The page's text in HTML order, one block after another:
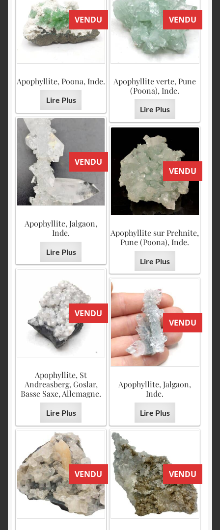
VENDU
Apophyllite, Poona, Inde.
Lire Plus
VENDU
Apophyllite verte, Pune
(Poona), Inde.
Lire Plus
VENDU
Apophyllite, Jalgaon,
Inde.
Lire Plus
VENDU
Apophyllite sur Prehnite,
Pune (Poona), Inde.
Lire Plus
VENDU
Apophyllite, St
Andreasberg, Goslar,
Basse Saxe, Allemagne.
Lire Plus
VENDU
Apophyllite, Jalgaon,
Inde.
Lire Plus
VENDU VENDU